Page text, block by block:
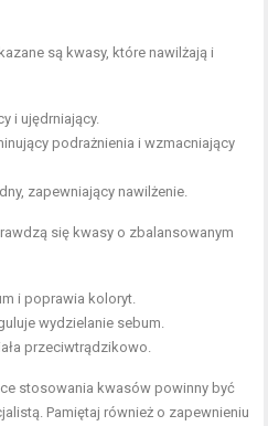
są kwasy, które nawilżają i
i ujędrniający.
podrażnienia i wzmacniający
zapewniający nawilżenie.
się kwasy o zbalansowanym
i poprawia koloryt.
wydzielanie sebum.
przeciwtrądzikowo.
stosowania kwasów powinny być
Pamiętaj również o zapewnieniu